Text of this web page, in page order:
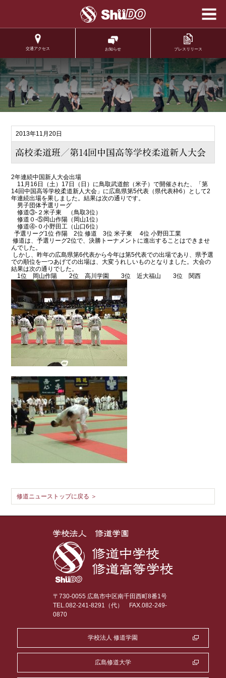
学校法人修道学園 修
交通アクセス お知らせ プレスリリース
.
2013年11月20日
高校柔道班／第14回中国高等学校柔道新人大会
2年連続中国新人大会出場
11月16日（土）17日（日）に鳥取武道館（米子）で開催された、「第
14回中国高等学校柔道新人大会」に広島県第5代表（県代表枠6）として2
年連続出場を果しました。結果は次の通りです。
男子団体予選リーグ
修道③-２米子東 （鳥取3位）
修道０-⑤岡山作陽（岡山1位）
修道④-０小野田工（山口6位）
予選リーグ1位 作陽 2位 修道 3位 米子東 4位 小野田工業
修道は、予選リーグ2位で、決勝トーナメントに進出することはできませ
んでした。
しかし、昨年の広島県第6代表から今年は第5代表での出場であり、県予選
での順位を一つあげての出場は、大変うれしいものとなりました。大会の
結果は次の通りでした。
1位 岡山作陽 2位 高川学園 3位 近大福山 3位 関西
修道ニューストップに戻る ＞
〒730-0055 広島市中区南千田西町8番1号
TEL.082-241-8291（代）
FAX.082-249-
0870
学校法人 修道学園
広島修道大学